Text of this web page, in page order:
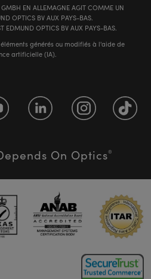
EN ALLEMAGNE AGIT COMME UN
OPTICS BV AUX PAYS-BAS.
EDMUND OPTICS BV AUX PAYS-BAS.
générés ou modifiés à l'aide de
artificielle (IA).
On Optics®